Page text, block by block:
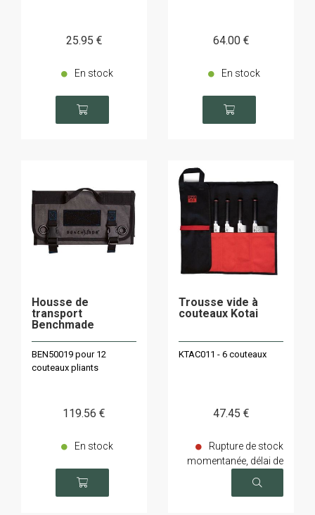
25.95 €
En stock
64.00 €
En stock
Housse de
transport
Benchmade
BEN50019 pour 12
couteaux pliants
119.56 €
En stock
Trousse vide à
couteaux Kotai
KTAC011 - 6 couteaux
47.45 €
Rupture de stock
momentanée, délai de
livraison sur demande